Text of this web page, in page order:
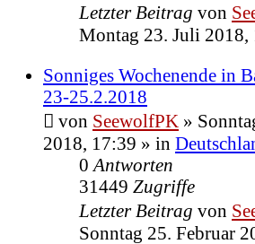
Letzter Beitrag von
Montag 23. Juli 2018,
Sonniges Wochenende in
23-25.2.2018
von SeewolfPK »
2018, 17:39 » in
0 Antworten
31449 Zugriffe
Letzter Beitrag von
Sonntag 25. Februar